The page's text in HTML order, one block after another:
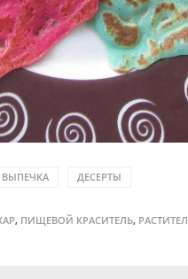
ВЫПЕЧКА ДЕСЕРТЫ
, ПИЩЕВОЙ КРАСИТЕЛЬ,